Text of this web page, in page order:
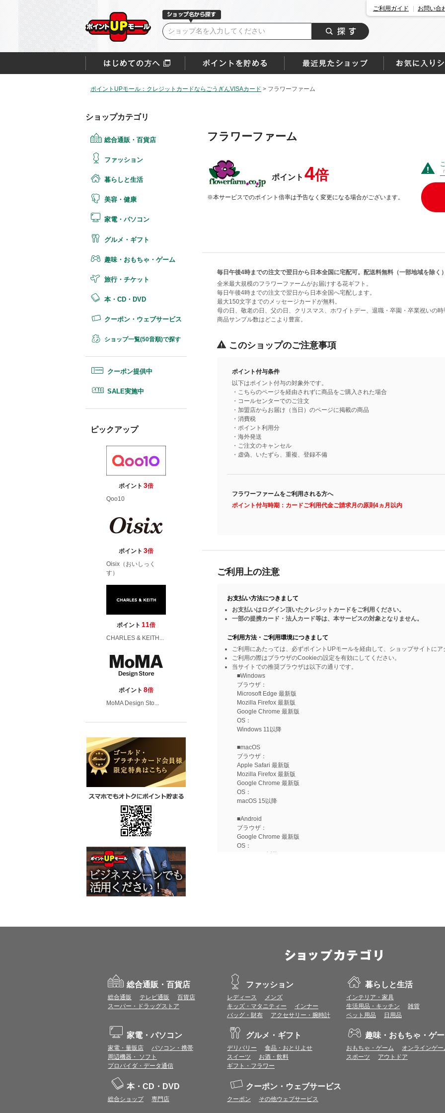
ご利用ガイド お問い合
ポイントUPモール：クレジットカードならごうぎんVISAカード > フラワーファーム
ショップカテゴリ
総合通販・百貨店
ファッション
暮らしと生活
美容・健康
家電・パソコン
グルメ・ギフト
趣味・おもちゃ・ゲーム
旅行・チケット
本・CD・DVD
クーポン・ウェブサービス
ショップ一覧(50音順)で探す
クーポン提供中
SALE実施中
ピックアップ
ポイント 3倍
Qoo10
ポイント 3倍
Oisix（おいしっく
す）
ポイント 11倍
CHARLES & KEITH...
ポイント 8倍
MoMA Design Sto...
フラワーファーム
ポイント 4倍
※本サービスでのポイント倍率は予告なく変更になる場合がございます。
毎日午後4時までの注文で翌日から日本全国に宅配可。配送料無料（一部地域を除く）
全米最大規模のフラワーファームがお届けする花ギフト。
毎日午後4時までの注文で翌日から日本全国へ宅配します。
最大150文字までのメッセージカードが無料。
母の日、敬老の日、父の日、クリスマス、ホワイトデー、退職・卒園・卒業祝いの時
商品サンプル数はどこより豊富。
このショップのご注意事項
ポイント付与条件
以下はポイント付与の対象外です。
・こちらのページを経由されずに商品をご購入された場合
・コールセンターでのご注文
・加盟店からお届け（当日）のページに掲載の商品
・消費税
・ポイント利用分
・海外発送
・ご注文のキャンセル
・虚偽、いたずら、重複、登録不備
フラワーファームをご利用される方へ
ポイント付与時期：カードご利用代金ご請求月の原則4ヵ月以内
ご利用上の注意
お支払い方法につきまして
お支払いはログイン頂いたクレジットカードをご利用ください。
一部の提携カード・法人カード等は、本サービスの対象となりません。
ご利用方法・ご利用環境につきまして
ご利用にあたっては、必ずポイントUPモールを経由して、ショップサイトにア
ご利用の際はブラウザのCookieの設定を有効にしてください。
当サイトでの推奨ブラウザは以下の通りです。
■Windows
ブラウザ：
Microsoft Edge 最新版
Mozilla Firefox 最新版
Google Chrome 最新版
OS：
Windows 11以降
■macOS
ブラウザ：
Apple Safari 最新版
Mozilla Firefox 最新版
Google Chrome 最新版
OS：
macOS 15以降
■Android
ブラウザ：
Google Chrome 最新版
OS：
Android 15以降
※各ブラウザの最新版はリリース後1ヶ月前後で動作確認いたします。
※推奨以外のブラウザや、推奨以前のバージョンのブラウザをご利用の場合
すので、推奨ブラウザでのご利用をお願いいたします。
＜CookieやJavaScriptについて＞
本サービスではCookieとJavaScriptの機能を使用している為、Cookieと
ポイント付与につきまして
ワールドプレゼントのポイント通常1倍分に加え、上乗せとなる1〜19倍分のポ
ントとして付与いたします。
プレミアムポイント付与の対象は、商品代金のみ（税・送料等を除く）となりま
プレミアムポイントの付与予定時期は、カードご利用代金のご請求月と異なる
とに異なりますので、各ショップのショップ詳細ページにてご確認ください。
200円のご利用につき1ポイントとして計算されるため、一部の法人カード等に
対象サイトにアクセス後、カード決済前に別サイトにアクセスした場合は、ポ
商品購入後、購入内容等に変更があった場合は、プレミアムポイント付与の対
商品をキャンセル・返品した場合は、プレミアムポイント付与の対象となりませ
総合通販・百貨店
総合通販 テレビ通販
百貨店
スーパー・ドラッグストア
ファッション
レディース
メンズ
キッズ・マタニティー
インナー
バッグ・財布
アクセサリー・腕時計
暮らしと生活
インテリア・家具
生活用品・キッチン
雑貨
ペット用品
日用品
家電・パソコン
家電・量販店
パソコン・携帯
周辺機器・ ソフト
プロバイダ・データ通信
グルメ・ギフト
デリバリー
食品・おとりよせ
スイーツ
お酒・飲料
ギフト・フラワー
趣味・おもちゃ・ゲ
おもちゃ・ゲーム
オンラインゲー
スポーツ
アウトドア
本・CD・DVD
総合ショップ 専門店
クーポン・ウェブサービス
クーポン その他ウェブサービス